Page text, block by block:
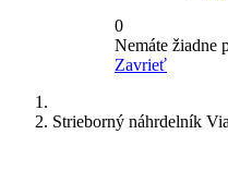
0
Nemáte žiadne
Zavrieť
Strieborný náhrdelník